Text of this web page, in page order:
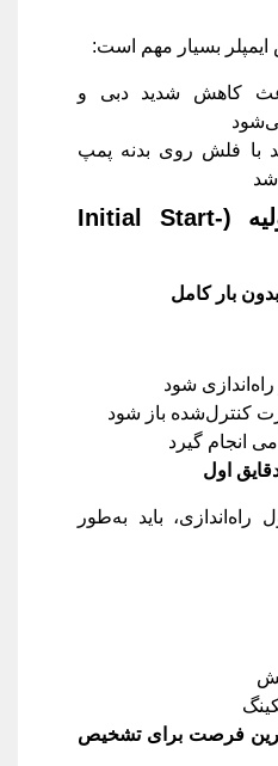
بسیار مهم است:
کاهش شدید دبی و
با فلش روی بدنه پمپ
(Initial Start-
بار کامل
شود
کنترل‌شده باز شود
انجام گیرد
اول
اول راه‌اندازی، باید به‌طور
فرصت برای تشخیص